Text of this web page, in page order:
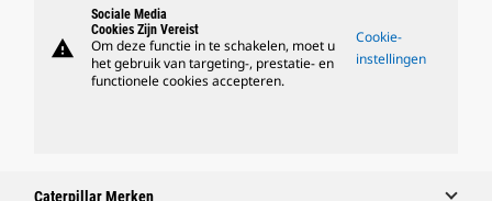
warning
Sociale Media
Cookies Zijn Vereist
Om deze functie in te schakelen, moet u
het gebruik van targeting-, prestatie- en
functionele cookies accepteren.
Cookie-
instellingen
Caterpillar Merken